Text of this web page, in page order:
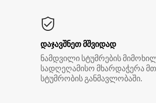
დაჯავშნეთ მშვიდად
ნამდვილი სტუმრების
სადღეღამისო მხარდაჭერა
სტუმრობის განმავლობაში.